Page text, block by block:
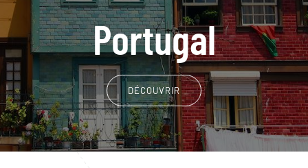
Portugal
DÉCOUVRIR